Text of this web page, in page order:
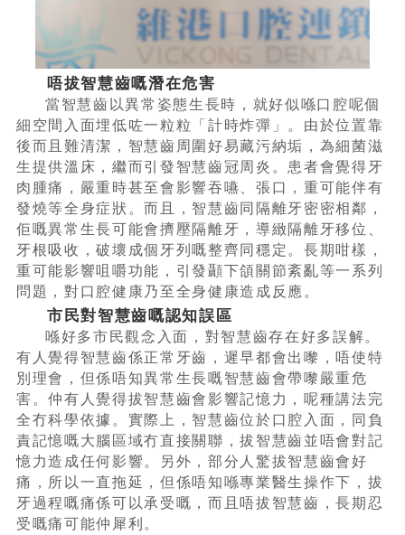
唔拔智慧齒嘅潛在危害
當智慧齒以異常姿態生長時，就好似喺口腔呢個
細空間入面埋低咗一粒粒「計時炸彈」。由於位置靠
後而且難清潔，智慧齒周圍好易藏污納垢，為細菌滋
生提供溫床，繼而引發智慧齒冠周炎。患者會覺得牙
肉腫痛，嚴重時甚至會影響吞嚥、張口，重可能伴有
發燒等全身症狀。而且，智慧齒同隔離牙密密相鄰，
佢嘅異常生長可能會擠壓隔離牙，導緻隔離牙移位、
牙根吸收，破壞成個牙列嘅整齊同穩定。長期咁樣，
重可能影響咀嚼功能，引發顳下頜關節紊亂等一系列
問題，對口腔健康乃至全身健康造成反應。
市民對智慧齒嘅認知誤區
喺好多市民觀念入面，對智慧齒存在好多誤解。
有人覺得智慧齒係正常牙齒，遲早都會出嚟，唔使特
別理會，但係唔知異常生長嘅智慧齒會帶嚟嚴重危
害。仲有人覺得拔智慧齒會影響記憶力，呢種講法完
全冇科學依據。實際上，智慧齒位於口腔入面，同負
責記憶嘅大腦區域冇直接關聯，拔智慧齒並唔會對記
憶力造成任何影響。另外，部分人驚拔智慧齒會好
痛，所以一直拖延，但係唔知喺專業醫生操作下，拔
牙過程嘅痛係可以承受嘅，而且唔拔智慧齒，長期忍
受嘅痛可能仲犀利。